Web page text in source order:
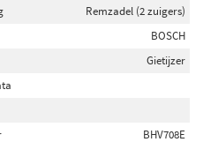
Remzadel (2 zuigers)
BOSCH
Gietijzer
BHV708E